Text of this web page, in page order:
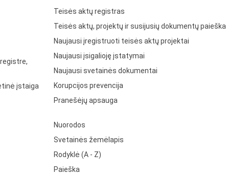
įstaiga
Teisės aktų registras
Teisės aktų, projektų ir susijusių dokumentų paieška
Naujausi įregistruoti teisės aktų projektai
Naujausi įsigalioję įstatymai
Naujausi svetainės dokumentai
Korupcijos prevencija
Pranešėjų apsauga
Nuorodos
Svetainės žemėlapis
Rodyklė (A - Z)
Paieška